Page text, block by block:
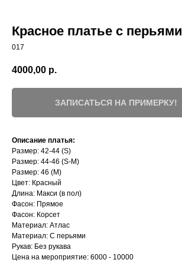
Красное платье с перьями
017
4000,00 р.
ЗАПИСАТЬСЯ НА ПРИМЕРКУ!
Описание платья:
Размер: 42-44 (S)
Размер: 44-46 (S-M)
Размер: 46 (М)
Цвет: Красный
Длина: Макси (в пол)
Фасон: Прямое
Фасон: Корсет
Материал: Атлас
Материал: С перьями
Рукав: Без рукава
Цена на мероприятие: 6000 - 10000